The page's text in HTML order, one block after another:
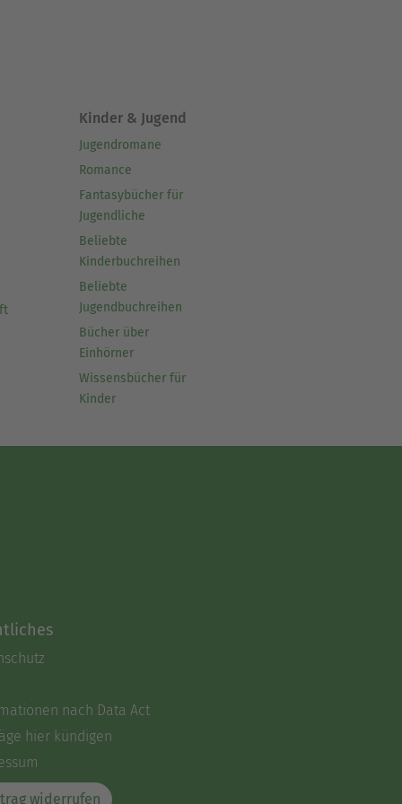
Kinder & Jugend
Jugendromane
Romance
Fantasybücher für
Jugendliche
Beliebte
Kinderbuchreihen
Beliebte
Jugendbuchreihen
Bücher über
Einhörner
Wissensbücher für
Kinder
nach Data Act
hier kündigen
widerrufen